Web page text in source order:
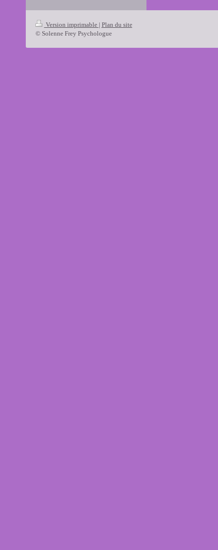
Version imprimable | Plan du site
© Solenne Frey Psychologue